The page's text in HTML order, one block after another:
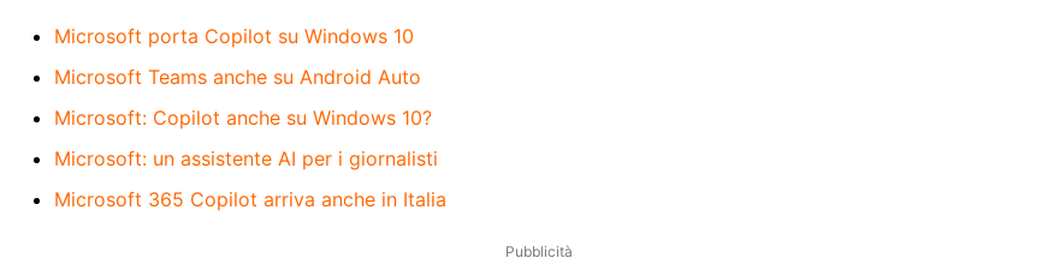
Microsoft porta Copilot su Windows 10
Microsoft Teams anche su Android Auto
Microsoft: Copilot anche su Windows 10?
Microsoft: un assistente AI per i giornalisti
Microsoft 365 Copilot arriva anche in Italia
Pubblicità